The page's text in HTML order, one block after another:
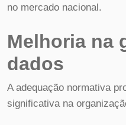
no mercado nacional.
Melhoria na
dados
A adequação normativa
significativa na